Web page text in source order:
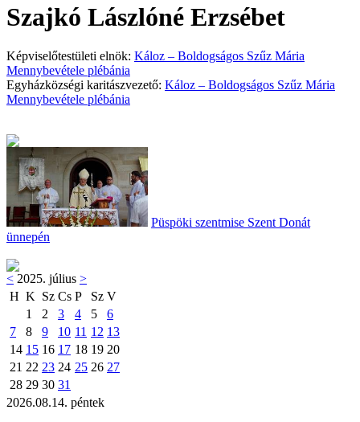
Szajkó Lászlóné Erzsébet
Képviselőtestületi elnök: Káloz – Boldogságos Szűz Mária
Mennybevétele plébánia
Egyházközségi karitászvezető: Káloz – Boldogságos Szűz Mária
Mennybevétele plébánia
Püspöki szentmise Szent Donát
ünnepén
< 2025. július >
H K Sz Cs P Sz V
1
2 3 4 5
6
7
8 9 10 11 12 13
14 15 16 17 18 19 20
21 22 23 24 25 26 27
28 29 30 31
2026.08.14. péntek